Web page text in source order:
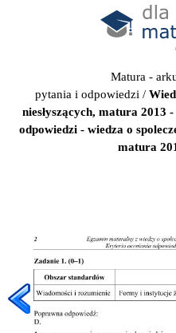
Matura -
pytania i odpowiedzi /
niesłyszących, matura 2013
odpowiedzi - wiedza o
matura